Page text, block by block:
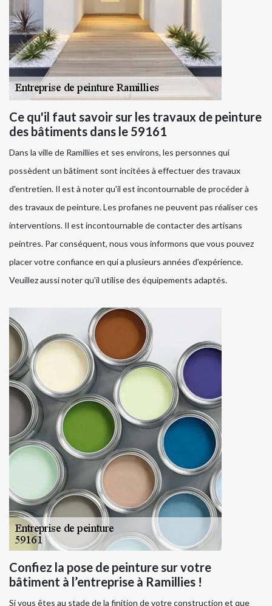
Ce qu'il faut savoir sur les travaux de peinture
des bâtiments dans le 59161
Dans la ville de Ramillies et ses environs, les personnes qui
possèdent un bâtiment sont incitées à effectuer des travaux
d'entretien. Il est à noter qu'il est incontournable de procéder à
des travaux de peinture. Les profanes ne peuvent pas réaliser ces
interventions. Il est incontournable de contacter des artisans
peintres. Par conséquent, nous vous informons que vous pouvez
placer votre confiance en qui a plusieurs années d'expérience.
Veuillez aussi noter qu'il utilise des équipements adaptés.
Confiez la pose de peinture sur votre
bâtiment à l’entreprise à Ramillies !
Si vous êtes au stade de la finition de votre construction et que